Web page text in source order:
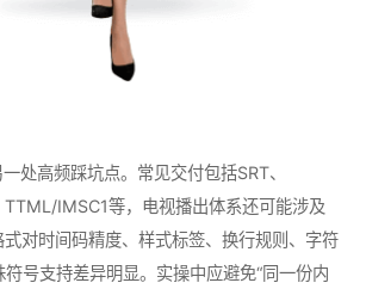
处高频踩坑点。常见交付包括SRT、
IMSC1等，电视播出体系还可能涉及
对时间码精度、样式标签、换行规则、字符
号支持差异明显。实操中应避免“同一份内